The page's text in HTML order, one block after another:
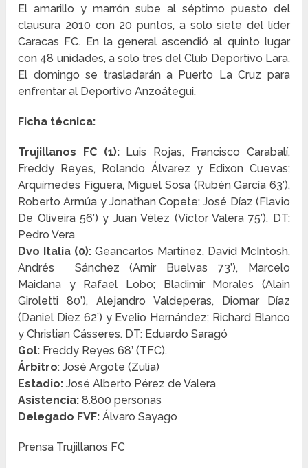
El amarillo y marrón sube al séptimo puesto del
clausura 2010 con 20 puntos, a solo siete del líder
Caracas FC. En la general ascendió al quinto lugar
con 48 unidades, a solo tres del Club Deportivo Lara.
El domingo se trasladarán a Puerto La Cruz para
enfrentar al Deportivo Anzoátegui.
Ficha técnica:
Trujillanos FC (1):Luis Rojas, Francisco Carabalí,
Freddy Reyes, Rolando Álvarez y Edixon Cuevas;
Arquímedes Figuera, Miguel Sosa (Rubén García 63’),
Roberto Armúa y Jonathan Copete; José Díaz (Flavio
De Oliveira 56’) y Juan Vélez (Víctor Valera 75’). DT:
Pedro Vera
Dvo Italia (0): Geancarlos Martínez, David McIntosh,
Andrés Sánchez (Amir Buelvas 73’), Marcelo
Maidana y Rafael Lobo; Bladimir Morales (Alain
Giroletti 80’), Alejandro Valdeperas, Diomar Díaz
(Daniel Diez 62’) y Evelio Hernández; Richard Blanco
y Christian Cásseres. DT: Eduardo Saragó
Gol: Freddy Reyes 68’ (TFC).
Árbitro: José Argote (Zulia)
Estadio: José Alberto Pérez de Valera
Asistencia: 8.800 personas
Delegado FVF: Álvaro Sayago
Prensa Trujillanos FC